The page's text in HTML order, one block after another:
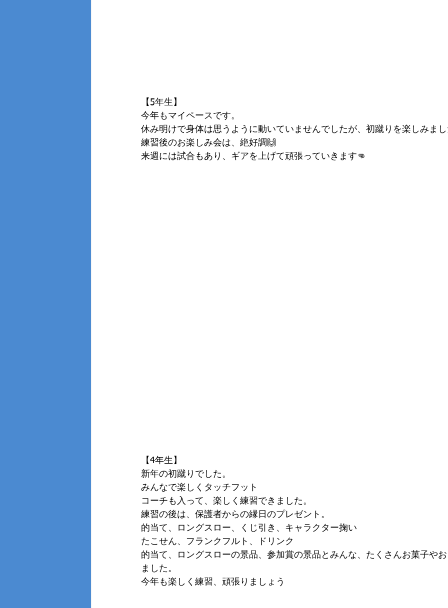
【5年生】
今年もマイペースです。
休み明けで身体は思うように動いていませんでしたが、初蹴りを楽しみま
練習後のお楽しみ会は、絶好調🙌
来週には試合もあり、ギアを上げて頑張っていきます👊
【4年生】
新年の初蹴りでした。
みんなで楽しくタッチフット
コーチも入って、楽しく練習できました。
練習の後は、保護者からの縁日のプレゼント。
的当て、ロングスロー、くじ引き、キャラクター掬い
たこせん、フランクフルト、ドリンク
的当て、ロングスローの景品、参加賞の景品とみんな、たくさんお菓子や
ました。
今年も楽しく練習、頑張りましょう